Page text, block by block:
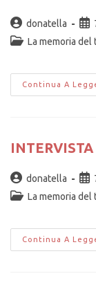
donatella
La memoria del
Continua A
donatella
La memoria del
Continua A